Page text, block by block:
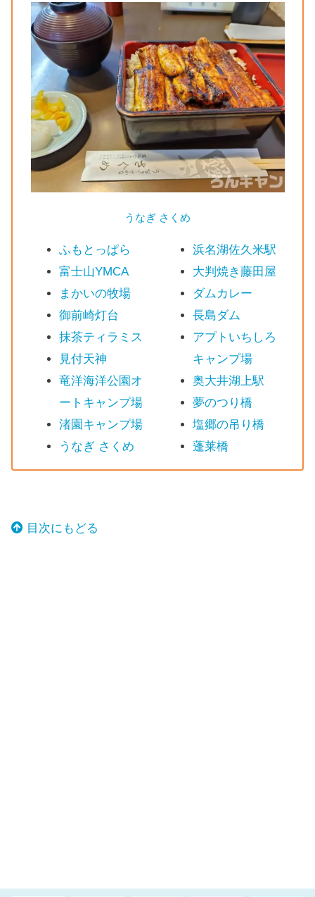
うなぎ さくめ
ふもとっぱら
富士山YMCA
まかいの牧場
御前崎灯台
抹茶ティラミス
見付天神
竜洋海洋公園オ
ートキャンプ場
渚園キャンプ場
うなぎ さくめ
浜名湖佐久米駅
大判焼き藤田屋
ダムカレー
長島ダム
アプトいちしろ
キャンプ場
奥大井湖上駅
夢のつり橋
塩郷の吊り橋
蓬莱橋
目次にもどる